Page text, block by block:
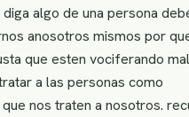
algo de una persona
anosotros mismos por
que esten vociferando
a las personas como
nos traten a nosotros.